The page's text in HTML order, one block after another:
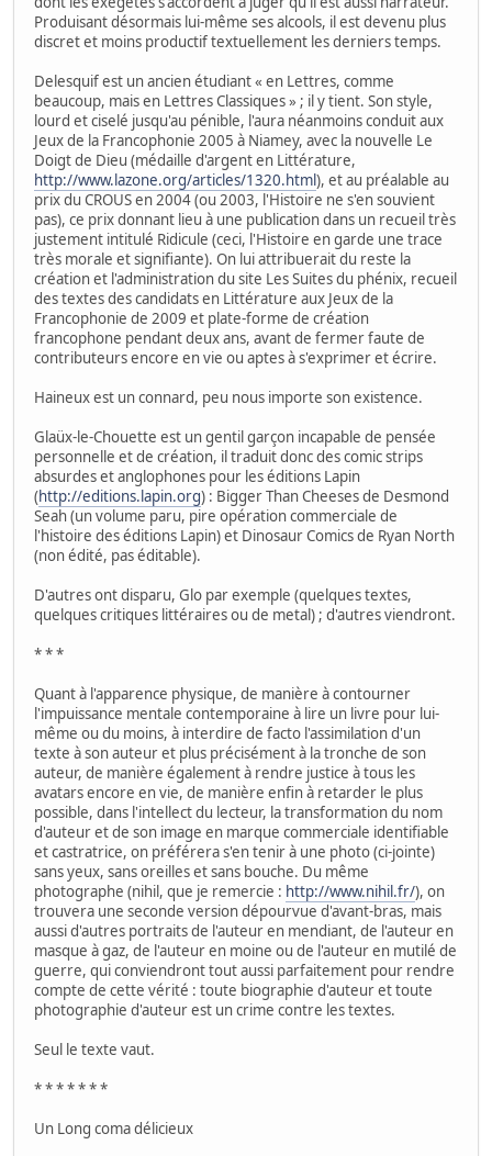
Produisant désormais lui-même ses alcools, il est devenu plus
discret et moins productif textuellement les derniers temps.
Delesquif est un ancien étudiant « en Lettres, comme
beaucoup, mais en Lettres Classiques » ; il y tient. Son style,
lourd et ciselé jusqu'au pénible, l'aura néanmoins conduit aux
Jeux de la Francophonie 2005 à Niamey, avec la nouvelle Le
Doigt de Dieu (médaille d'argent en Littérature,
http://www.lazone.org/articles/1320.html), et au préalable au
prix du CROUS en 2004 (ou 2003, l'Histoire ne s'en souvient
pas), ce prix donnant lieu à une publication dans un recueil très
justement intitulé Ridicule (ceci, l'Histoire en garde une trace
très morale et signifiante). On lui attribuerait du reste la
création et l'administration du site Les Suites du phénix, recueil
des textes des candidats en Littérature aux Jeux de la
Francophonie de 2009 et plate-forme de création
francophone pendant deux ans, avant de fermer faute de
contributeurs encore en vie ou aptes à s'exprimer et écrire.
Haineux est un connard, peu nous importe son existence.
Glaüx-le-Chouette est un gentil garçon incapable de pensée
personnelle et de création, il traduit donc des comic strips
absurdes et anglophones pour les éditions Lapin
(http://editions.lapin.org) : Bigger Than Cheeses de Desmond
Seah (un volume paru, pire opération commerciale de
l'histoire des éditions Lapin) et Dinosaur Comics de Ryan North
(non édité, pas éditable).
D'autres ont disparu, Glo par exemple (quelques textes,
quelques critiques littéraires ou de metal) ; d'autres viendront.
* * *
Quant à l'apparence physique, de manière à contourner
l'impuissance mentale contemporaine à lire un livre pour lui-
même ou du moins, à interdire de facto l'assimilation d'un
texte à son auteur et plus précisément à la tronche de son
auteur, de manière également à rendre justice à tous les
avatars encore en vie, de manière enfin à retarder le plus
possible, dans l'intellect du lecteur, la transformation du nom
d'auteur et de son image en marque commerciale identifiable
et castratrice, on préférera s'en tenir à une photo (ci-jointe)
sans yeux, sans oreilles et sans bouche. Du même
photographe (nihil, que je remercie : http://www.nihil.fr/), on
trouvera une seconde version dépourvue d'avant-bras, mais
aussi d'autres portraits de l'auteur en mendiant, de l'auteur en
masque à gaz, de l'auteur en moine ou de l'auteur en mutilé de
guerre, qui conviendront tout aussi parfaitement pour rendre
compte de cette vérité : toute biographie d'auteur et toute
photographie d'auteur est un crime contre les textes.
Seul le texte vaut.
* * * * * * *
Un Long coma délicieux